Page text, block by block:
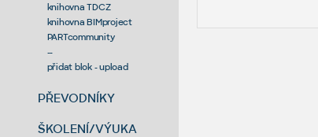
knihovna TDCZ
knihovna BIMproject
PARTcommunity
--
přidat blok - upload
PŘEVODNÍKY
ŠKOLENÍ/VÝUKA